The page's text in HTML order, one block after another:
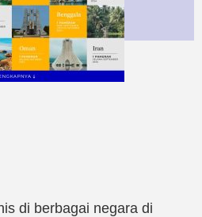
di berbagai negara di